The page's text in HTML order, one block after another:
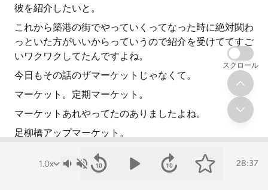
彼を紹介したいと。
これから築港の街でやっていくってなった時に絶対関わ
っといた方がいいからっていうので紹介を受けててすご
いワクワクしてたんですよね。
今日もその話のザマーケットじゃなくて。
マーケット。定期マーケット。
マーケットあれやってたのありましたよね。
足柳橋アップマーケット。
アップマーケットアップマーケット。アップマーケット
の人っていうので僕は認識してたんですよ。
28:37
スクロール